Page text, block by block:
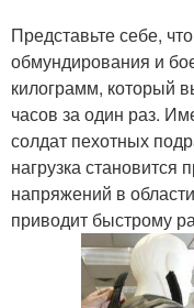
Представьте себе,
обмундирования и
килограмм, который
часов за один раз.
солдат пехотных
нагрузка становится
напряжений в
приводит быстрому